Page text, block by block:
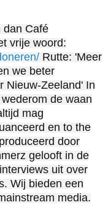
dan Café
vrije woord:
Rutte: 'Meer
we beter
Nieuw-Zeeland' In
de waan
mag
en to the
door
gelooft in de
uit over
Wij bieden een
media.